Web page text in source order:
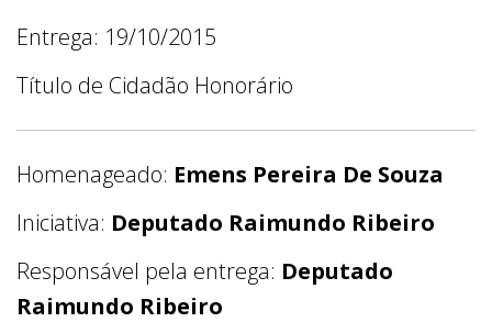
Entrega: 19/10/2015
Título de Cidadão Honorário
Homenageado: Emens Pereira De Souza
Iniciativa: Deputado Raimundo Ribeiro
Responsável pela entrega: Deputado
Raimundo Ribeiro